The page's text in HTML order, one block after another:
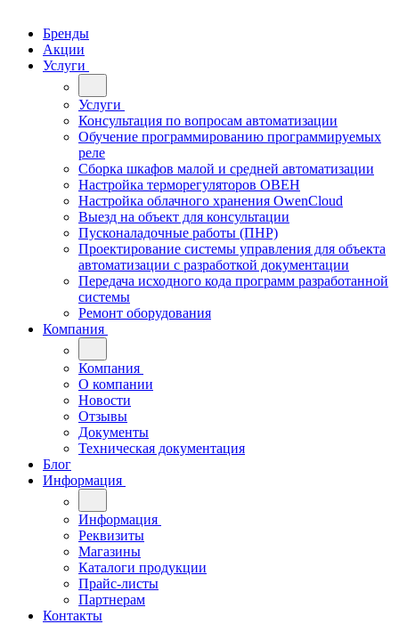
Бренды
Акции
Услуги
Услуги
Консультация по вопросам автоматизации
Обучение программированию программируемых
реле
Сборка шкафов малой и средней автоматизации
Настройка терморегуляторов ОВЕН
Настройка облачного хранения OwenCloud
Выезд на объект для консультации
Пусконаладочные работы (ПНР)
Проектирование системы управления для объекта
автоматизации с разработкой документации
Передача исходного кода программ разработанной
системы
Ремонт оборудования
Компания
Компания
О компании
Новости
Отзывы
Документы
Техническая документация
Блог
Информация
Информация
Реквизиты
Магазины
Каталоги продукции
Прайс-листы
Партнерам
Контакты